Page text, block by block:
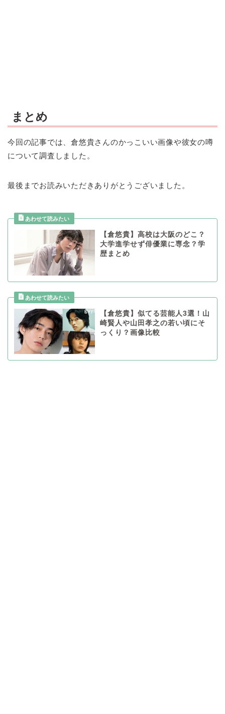
まとめ
今回の記事では、倉悠貴さんのかっこいい画像や彼女の噂
について調査しました。
最後までお読みいただきありがとうございました。
【倉悠貴】高校は大阪のどこ？
大学進学せず俳優業に専念？学
歴まとめ
【倉悠貴】似てる芸能人3選！山
崎賢人や山田孝之の若い頃にそ
っくり？画像比較